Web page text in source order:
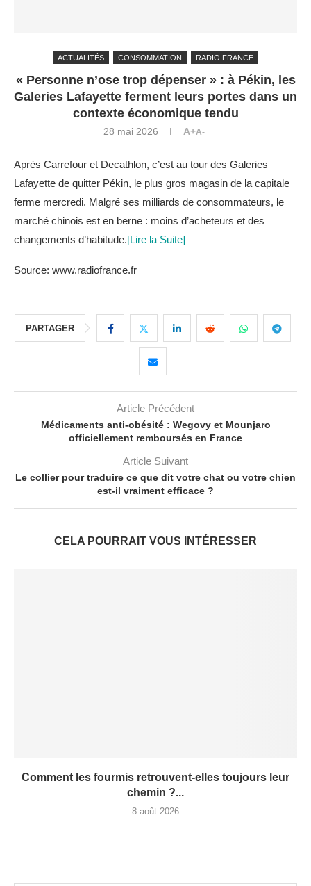
ACTUALITÉS CONSOMMATION RADIO FRANCE
« Personne n’ose trop dépenser » : à Pékin, les
Galeries Lafayette ferment leurs portes dans un
contexte économique tendu
28 mai 2026 A+A-
Après Carrefour et Decathlon, c’est au tour des Galeries
Lafayette de quitter Pékin, le plus gros magasin de la capitale
ferme mercredi. Malgré ses milliards de consommateurs, le
marché chinois est en berne : moins d’acheteurs et des
changements d’habitude.[Lire la Suite]
Source: www.radiofrance.fr
PARTAGER
Article Précédent
Médicaments anti-obésité : Wegovy et Mounjaro
officiellement remboursés en France
Article Suivant
Le collier pour traduire ce que dit votre chat ou votre chien
est-il vraiment efficace ?
CELA POURRAIT VOUS INTÉRESSER
Comment les fourmis retrouvent-elles toujours leur
chemin ?...
8 août 2026